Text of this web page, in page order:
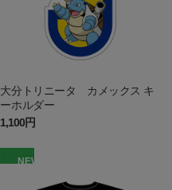
大分トリニータ カメックス キ
ーホルダー
1,100円
NEW